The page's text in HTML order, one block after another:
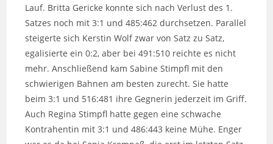
Lauf. Britta Gericke konnte sich nach Verlust des 1.
Satzes noch mit 3:1 und 485:462 durchsetzen. Parallel
steigerte sich Kerstin Wolf zwar von Satz zu Satz,
egalisierte ein 0:2, aber bei 491:510 reichte es nicht
mehr. Anschließend kam Sabine Stimpfl mit den
schwierigen Bahnen am besten zurecht. Sie hatte
beim 3:1 und 516:481 ihre Gegnerin jederzeit im Griff.
Auch Regina Stimpfl hatte gegen eine schwache
Kontrahentin mit 3:1 und 486:443 keine Mühe. Enger